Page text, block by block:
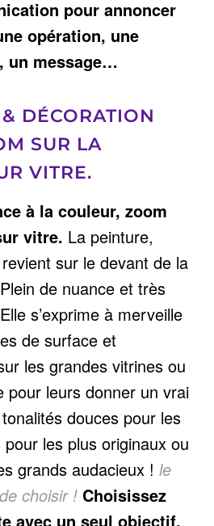
pour annoncer
opération, une
un message…
DÉCORATION
SUR LA
VITRE.
à la couleur, zoom
vitre. La peinture,
sur le devant de la
de nuance et très
s’exprime à merveille
de surface et
les grandes vitrines ou
pour leurs donner un vrai
douces pour les
les plus originaux ou
grands audacieux ! le
choisir ! Choisissez
avec un seul objectif,